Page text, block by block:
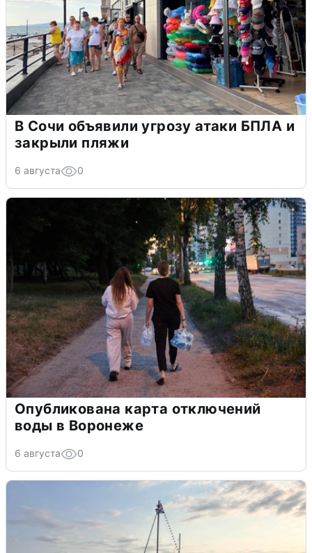
В Сочи объявили угрозу атаки БПЛА и
закрыли пляжи
6 августа 0
Опубликована карта отключений
воды в Воронеже
6 августа 0